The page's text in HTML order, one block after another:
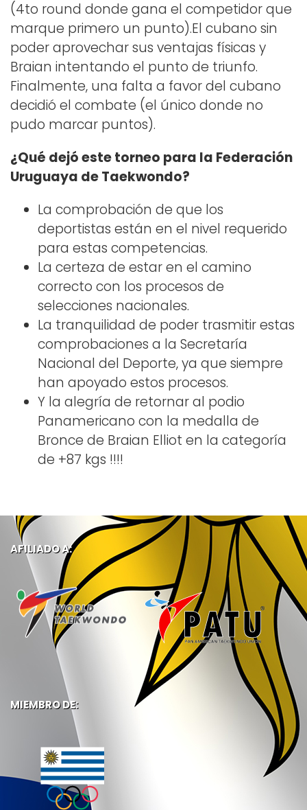
(4to round donde gana el competidor que
marque primero un punto).El cubano sin
poder aprovechar sus ventajas físicas y
Braian intentando el punto de triunfo.
Finalmente, una falta a favor del cubano
decidió el combate (el único donde no
pudo marcar puntos).
¿Qué dejó este torneo para la Federación
Uruguaya de Taekwondo?
La comprobación de que los
deportistas están en el nivel requerido
para estas competencias.
La certeza de estar en el camino
correcto con los procesos de
selecciones nacionales.
La tranquilidad de poder trasmitir estas
comprobaciones a la Secretaría
Nacional del Deporte, ya que siempre
han apoyado estos procesos.
Y la alegría de retornar al podio
Panamericano con la medalla de
Bronce de Braian Elliot en la categoría
de +87 kgs !!!!
AFILIADO A:
MIEMBRO DE: